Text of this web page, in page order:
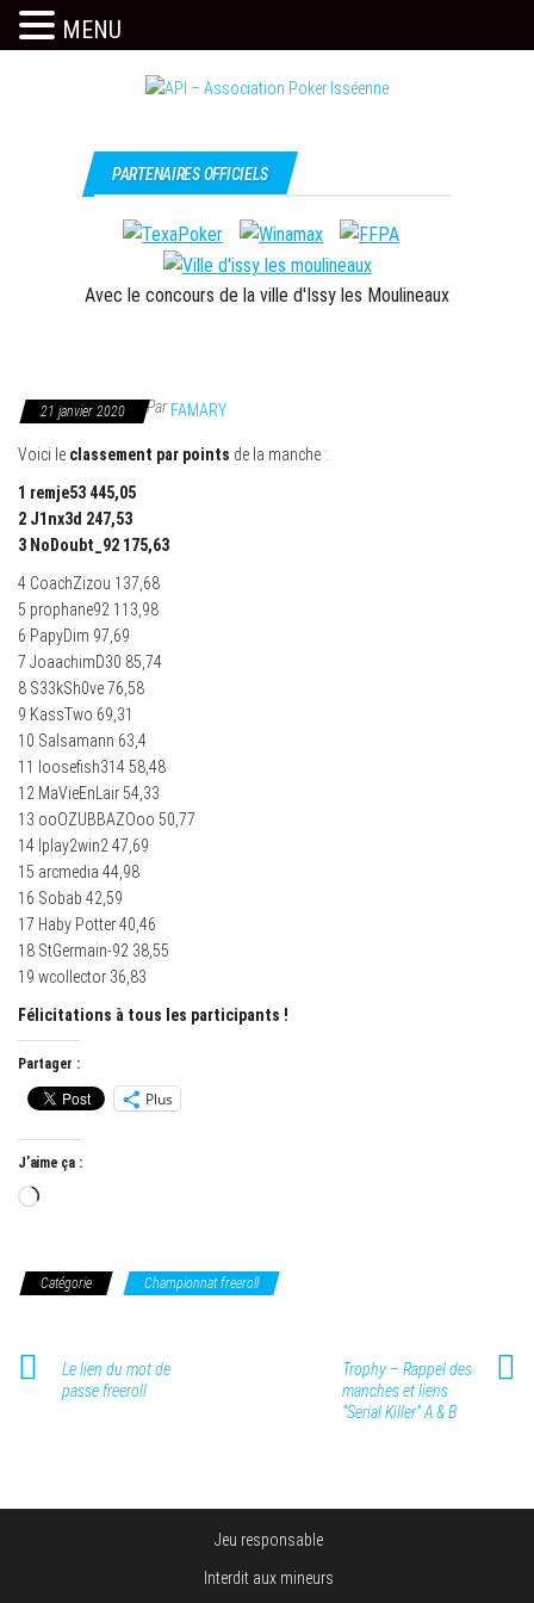
Association
Isséenne
c'est
l'API
PARTENAIRES OFFICIELS
Avec le concours de la ville d'Issy les Moulineaux
21 janvier 2020 ParFAMARY
Voici le classement par points de la manche :
1 remje53 445,05
2 J1nx3d 247,53
3 NoDoubt_92 175,63
4 CoachZizou 137,68
5 prophane92 113,98
6 PapyDim 97,69
7 JoaachimD30 85,74
8 S33kSh0ve 76,58
9 KassTwo 69,31
10 Salsamann 63,4
11 loosefish314 58,48
12 MaVieEnLair 54,33
13 ooOZUBBAZOoo 50,77
14 Iplay2win2 47,69
15 arcmedia 44,98
16 Sobab 42,59
17 Haby Potter 40,46
18 StGermain-92 38,55
19 wcollector 36,83
Félicitations à tous les participants !
Partager :
Plus
J’aime ça :
Chargement…
Catégorie Championnat freeroll
Le lien du mot de
passe freeroll
Trophy – Rappel des
manches et liens
“Serial Killer” A & B
Jeu responsable
Interdit aux mineurs
MENU